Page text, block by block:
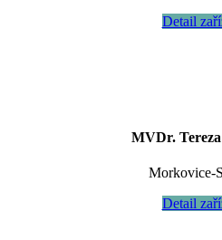
Detail
MVDr.
Morkovice-
Detail